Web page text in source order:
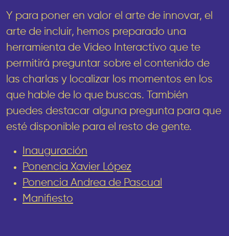
Y para poner en valor el arte de innovar, el
arte de incluir, hemos preparado una
herramienta de Video Interactivo que te
permitirá preguntar sobre el contenido de
las charlas y localizar los momentos en los
que hable de lo que buscas. También
puedes destacar alguna pregunta para que
esté disponible para el resto de gente.
Inauguración
Ponencia Xavier López
Ponencia Andrea de Pascual
Manifiesto